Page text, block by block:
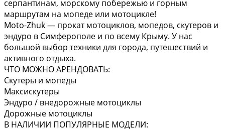
серпантинам, морскому побережью и горным
маршрутам на мопеде или мотоцикле!
Moto-Zhuk — прокат мотоциклов, мопедов, скутеров и
эндуро в Симферополе и по всему Крыму. У нас
большой выбор техники для города, путешествий и
активного отдыха.
ЧТО МОЖНО АРЕНДОВАТЬ:
Скутеры и мопеды
Максискутеры
Эндуро / внедорожные мотоциклы
Дорожные мотоциклы
В НАЛИЧИИ ПОПУЛЯРНЫЕ МОДЕЛИ: